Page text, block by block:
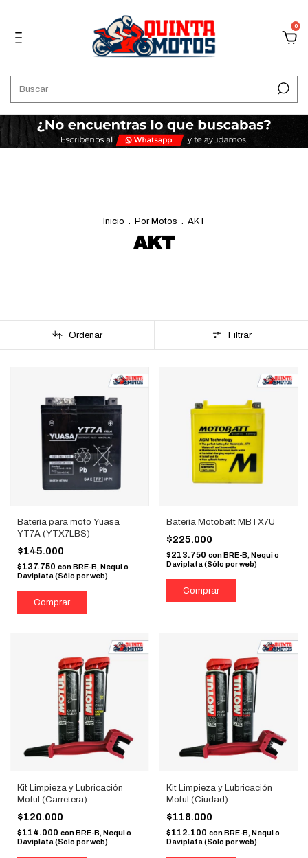
0
Inicio . Por Motos . AKT
AKT
Ordenar Filtrar
Batería para moto Yuasa
YT7A (YTX7LBS)
$145.000
$137.750 conBRE-B, Nequi o
Daviplata (Sólo por web)
Batería Motobatt MBTX7U
$225.000
$213.750 con BRE-B, Nequi o
Daviplata (Sólo por web)
Kit Limpieza y Lubricación
Motul (Carretera)
$120.000
$114.000 con BRE-B, Nequi o
Daviplata (Sólo por web)
Kit Limpieza y Lubricación
Motul (Ciudad)
$118.000
$112.100 con BRE-B, Nequi o
Daviplata (Sólo por web)